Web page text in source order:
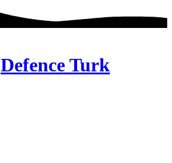
Defence Turk